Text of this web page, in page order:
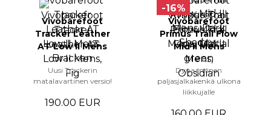
Vivobarefoot
Tracker Leather
AT Low II Mens
Uusi Trackerin
matalavartinen versio!
190.00 EUR
-16%
Vivobarefoot
Primus Trail Flow
Mid II Mens
Dynaaminen
paljasjalkakenkä ulkona
liikkujalle